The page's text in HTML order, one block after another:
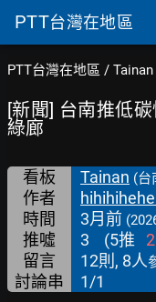
PTT台灣在地區
PTT台灣在地區 /
[新聞] 台南推低
綠廊
看板 Tainan (台
作者
時間 3月前
推噓 3 (5推 2
留言
12則, 8人
討論串 1/1